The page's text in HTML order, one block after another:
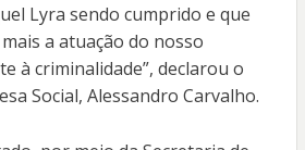
Lyra sendo cumprido e que
a atuação do nosso
à criminalidade”, declarou o
Social, Alessandro Carvalho.